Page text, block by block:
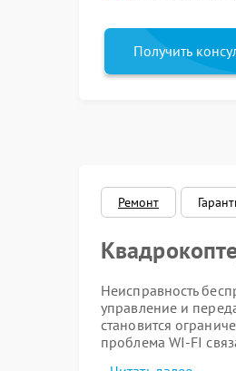
Получить
Ремонт
Неисправность
управление и
становится
проблема WI-FI